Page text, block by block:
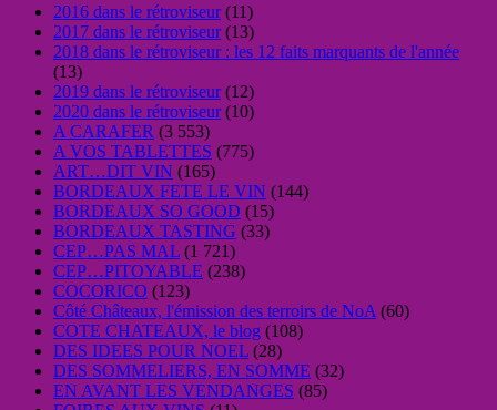
2016 dans le rétroviseur(11)
2017 dans le rétroviseur(13)
2018 dans le rétroviseur : les 12 faits marquants de l'année
(13)
2019 dans le rétroviseur(12)
2020 dans le rétroviseur(10)
A CARAFER (3 553)
A VOS TABLETTES (775)
ART…DIT VIN (165)
BORDEAUX FETE LE VIN (144)
BORDEAUX SO GOOD (15)
BORDEAUX TASTING (33)
CEP…PAS MAL (1 721)
CEP…PITOYABLE (238)
COCORICO (123)
Côté Châteaux, l'émission des terroirs de NoA (60)
COTE CHATEAUX, le blog (108)
DES IDEES POUR NOEL (28)
DES SOMMELIERS, EN SOMME (32)
EN AVANT LES VENDANGES (85)